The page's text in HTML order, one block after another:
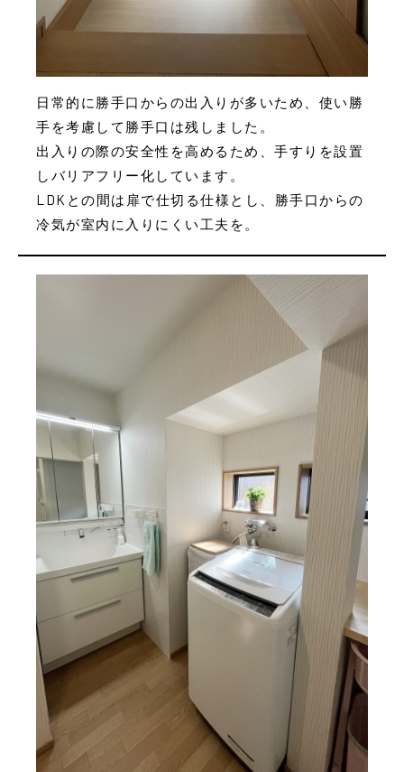
日常的に勝手口からの出入りが多いため、使い勝
手を考慮して勝手口は残しました。
出入りの際の安全性を高めるため、手すりを設置
しバリアフリー化しています。
LDKとの間は扉で仕切る仕様とし、勝手口からの
冷気が室内に入りにくい工夫を。